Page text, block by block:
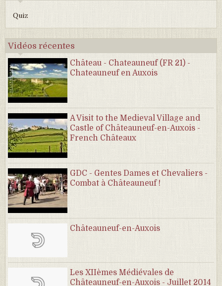
Quiz
Vidéos récentes
Château - Chateauneuf (FR 21) -
Chateauneuf en Auxois
A Visit to the Medieval Village and
Castle of Châteauneuf-en-Auxois -
French Châteaux
GDC - Gentes Dames et Chevaliers -
Combat à Châteauneuf !
Châteauneuf-en-Auxois
Les XIIèmes Médiévales de
Châteauneuf-en-Auxois - Juillet 2014